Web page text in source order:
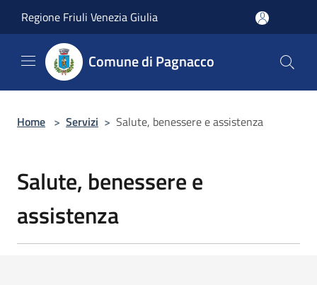
Regione Friuli Venezia Giulia
Comune di Pagnacco
Home > Servizi > Salute, benessere e assistenza
Salute, benessere e
assistenza